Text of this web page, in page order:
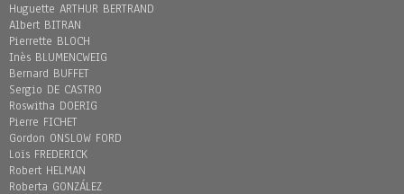
Huguette ARTHUR BERTRAND
Albert BITRAN
Pierrette BLOCH
Inès BLUMENCWEIG
Bernard BUFFET
Sergio DE CASTRO
Roswitha DOERIG
Pierre FICHET
Gordon ONSLOW FORD
Loïs FREDERICK
Robert HELMAN
Roberta GONZÁLEZ